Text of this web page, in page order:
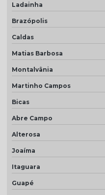
Ladainha
Brazópolis
Caldas
Matias Barbosa
Montalvânia
Martinho Campos
Bicas
Abre Campo
Alterosa
Joaíma
Itaguara
Guapé